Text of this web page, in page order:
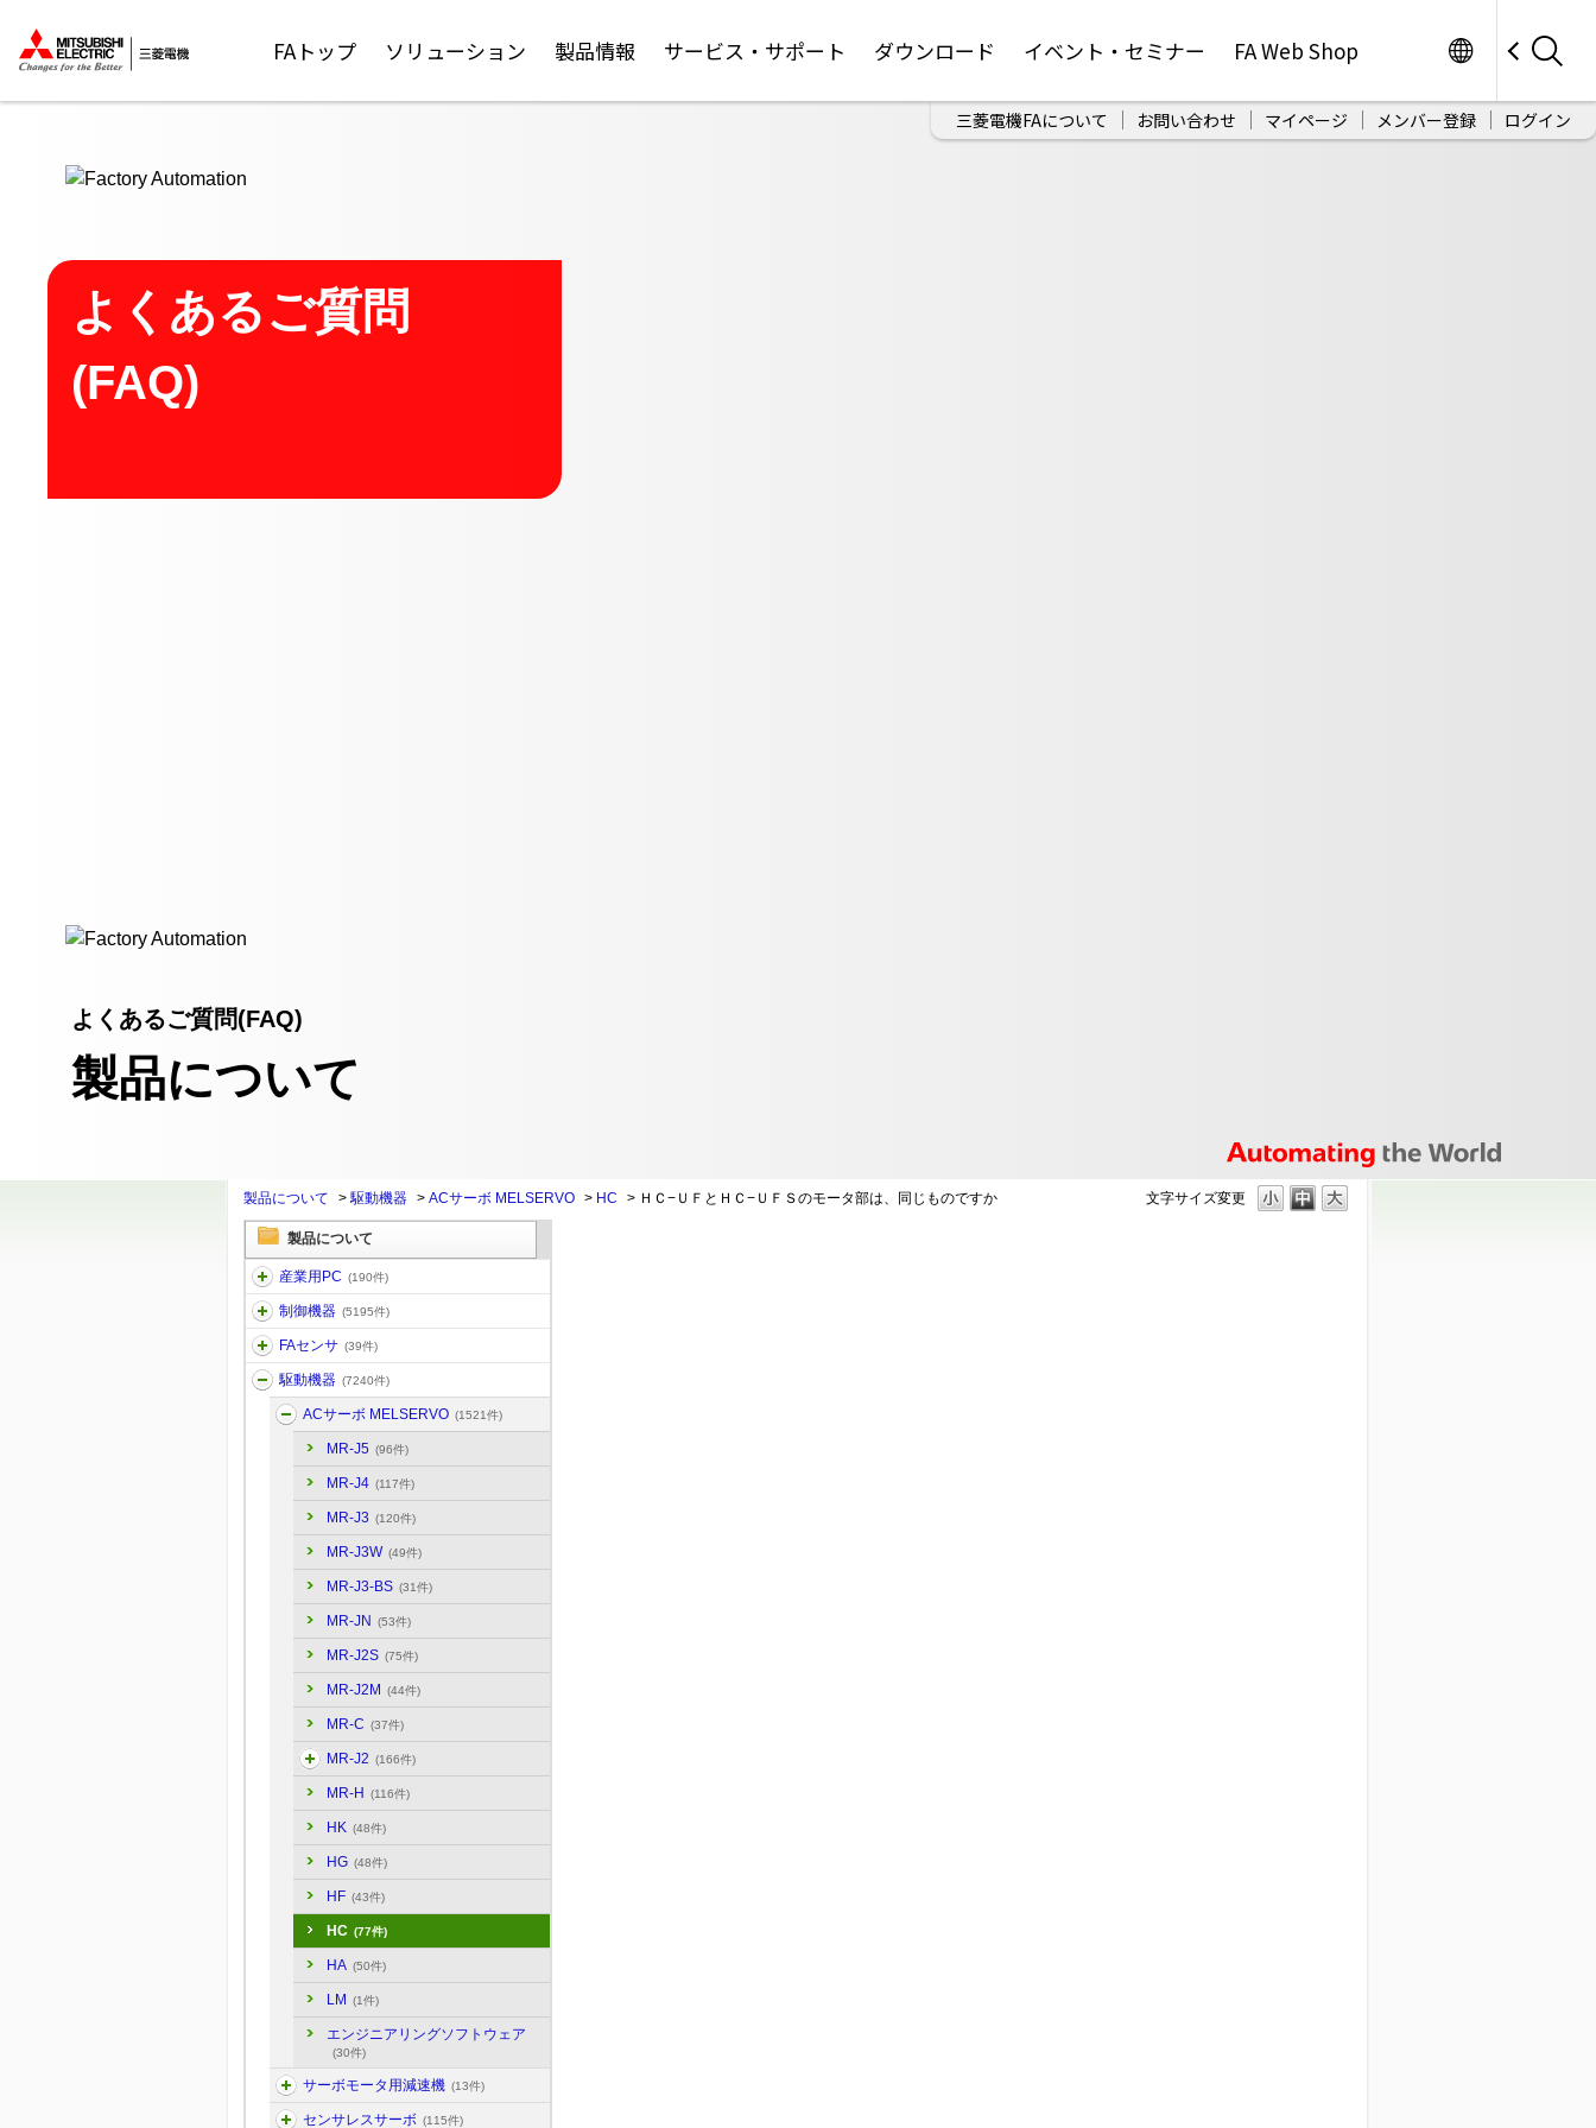
FAトップ ソリューション 製品情報 サービス・サポート ダウンロード イベント・セミナー FA Web Shop
三菱電機FAについて お問い合わせ マイページ メンバー登録 ログイン
よくあるご質問
(FAQ)
よくあるご質問(FAQ)
製品について
文字サイズ変更
製品について >駆動機器 > ACサーボ MELSERVO > HC > ＨＣ−ＵＦとＨＣ−ＵＦＳのモータ部は、同じものですか
製品について
産業用PC (190件)
制御機器 (5195件)
FAセンサ (39件)
駆動機器 (7240件)
ACサーボ MELSERVO (1521件)
MR-J5 (96件)
MR-J4 (117件)
MR-J3 (120件)
MR-J3W (49件)
MR-J3-BS (31件)
MR-JN (53件)
MR-J2S (75件)
MR-J2M (44件)
MR-C (37件)
MR-J2 (166件)
MR-H (116件)
HK (48件)
HG (48件)
HF (43件)
HC (77件)
HA (50件)
LM (1件)
エンジニアリングソフトウェア
(30件)
サーボモータ用減速機 (13件)
センサレスサーボ (115件)